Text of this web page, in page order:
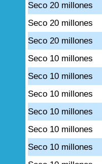
Seco 20 millones
Seco 20 millones
Seco 20 millones
Seco 10 millones
Seco 10 millones
Seco 10 millones
Seco 10 millones
Seco 10 millones
Seco 10 millones